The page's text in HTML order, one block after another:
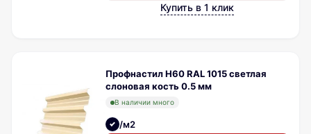
Купить в 1 клик
Профнастил Н60 RAL 1015 светлая
слоновая кость 0.5 мм
В наличии много
/м2